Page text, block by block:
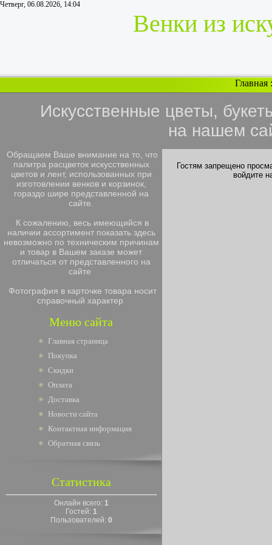
Четверг, 06.08.2026, 14:04
Венки из
Главная
Искусственные цветы,
на нашем
Обращаем Ваше внимание на то, что
палитра расцветок искусственных
цветов и лент, использованных при
изготовлении венков и корзинок,
гораздо шире представленной на
сайте.
К сожалению, весь имеющийся в
наличии ассортимент показать здесь
невозможно по техническим причинам
и товар в Вашем заказе может
отличаться от представленного на
сайте
Фотография в карточке товара носит
справочный характер
Меню сайта
Главная страница
Покупка
Скидки
Оплата
Доставка
Новости сайта
Контактная информация
Обратная связь
Статистика
Онлайн всего: 1
Гостей: 1
Пользователей: 0
Гостям запрещено
войдите